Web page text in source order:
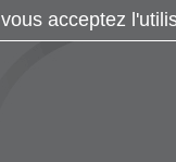
acceptez